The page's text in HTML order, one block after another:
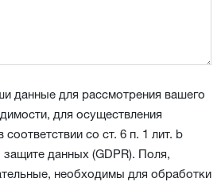
данные для рассмотрения вашего
для осуществления
со ст. 6 п. 1 лит. b
данных (GDPR). Поля,
необходимы для обработки